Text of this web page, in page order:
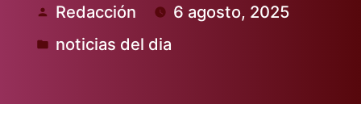
Publicado
por
Redacción 6 agosto, 2025
Publicado
noticias del dia